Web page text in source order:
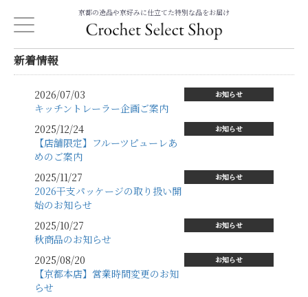
京都の逸品や京好みに仕立てた特別な品をお届け
新着情報
2026/07/03 お知らせ
キッチントレーラー企画ご案内
2025/12/24
お知らせ
【店舗限定】フルーツピューレあ
めのご案内
2025/11/27
お知らせ
2026干支パッケージの取り扱い開
始のお知らせ
2025/10/27
お知らせ
秋商品のお知らせ
2025/08/20
お知らせ
【京都本店】営業時間変更のお知
らせ